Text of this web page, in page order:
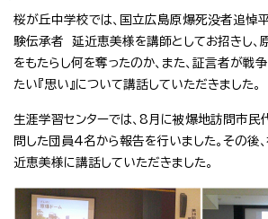
桜が丘中学校では、国立広島原爆死没者追悼
験伝承者 延近恵美様を講師としてお招きし、
をもたらし何を奪ったのか、また、証言者が戦
たい『思い』について講話していただきました。
生涯学習センターでは、8月に被爆地訪問市民
問した団員4名から報告を行いました。その
近恵美様に講話していただきました。